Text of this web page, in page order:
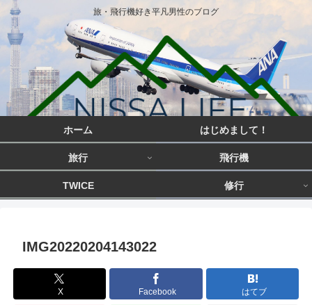
旅・飛行機好き平凡男性のブログ
ホーム はじめまして！
旅行 飛行機
TWICE 修行
IMG20220204143022
X Facebook はてブ